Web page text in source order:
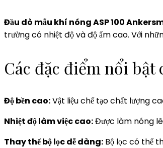
Đầu dò mẫu khí nóng ASP 100
trường có nhiệt độ và độ ẩm cao. Với
Các đặc điểm nổi bật
Độ bền cao:Vật liệu chế tạo chất lượng
Nhiệt độ làm việc cao:Được làm nóng
Thay thế bộ lọc dễ dàng: Bộ lọc có thể